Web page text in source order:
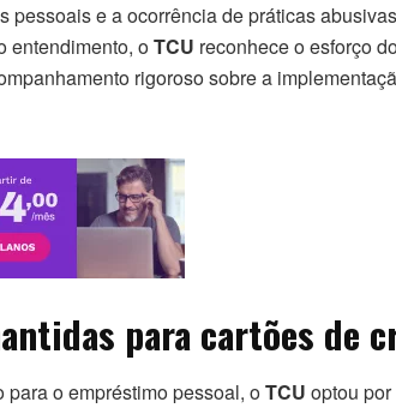
pessoais e a ocorrência de práticas
entendimento, oTCU reconhece o esforço
rigoroso sobre a
para cartões de
o empréstimo pessoal, oTCU optou